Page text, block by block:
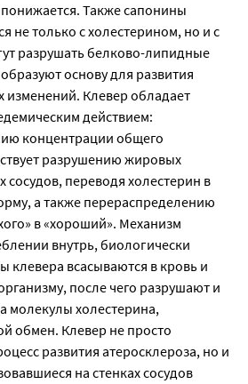
Также сапонины
не только с холестерином, но и с
разрушать белково-липидные
основу для развития
изменений. Клевер обладает
действием:
концентрации общего
разрушению жировых
сосудов, переводя холестерин в
а также перераспределению
в «хороший». Механизм
внутрь, биологически
клевера всасываются в кровь и
после чего разрушают и
молекулы холестерина,
обмен. Клевер не просто
развития атеросклероза, но и
на стенках сосудов